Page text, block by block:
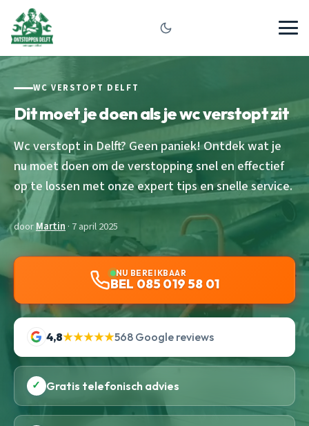
WC VERSTOPT DELFT
Dit moet je doen als je wc verstopt zit
Wc verstopt in Delft? Geen paniek! Ontdek wat je
nu moet doen om de verstopping snel en effectief
op te lossen met onze expert tips en snelle service.
doorMartin · 7 april 2025
NU BEREIKBAAR
BEL 085 019 58 01
4,8★★★★★568 Google reviews
✓ Gratis telefonisch advies